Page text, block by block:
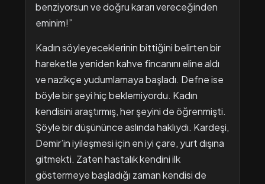
benziyorsun ve doğru kararı vereceğinden
eminim!”
Kadın söyleyeceklerinin bittiğini belirten bir
hareketle yeniden kahve fincanını eline aldı
ve nazikçe yudumlamaya başladı. Defne ise
böyle bir şeyi hiç beklemiyordu. Kadın
kendisini araştırmış, her şeyini de öğrenmişti.
Şöyle bir düşününce aslında haklıydı. Kardeşi,
Demir’in iyileşmesi için en iyi çare, yurt dışına
gitmekti. Zaten hastalık kendini ilk
göstermeye başladığı zaman kendisi de